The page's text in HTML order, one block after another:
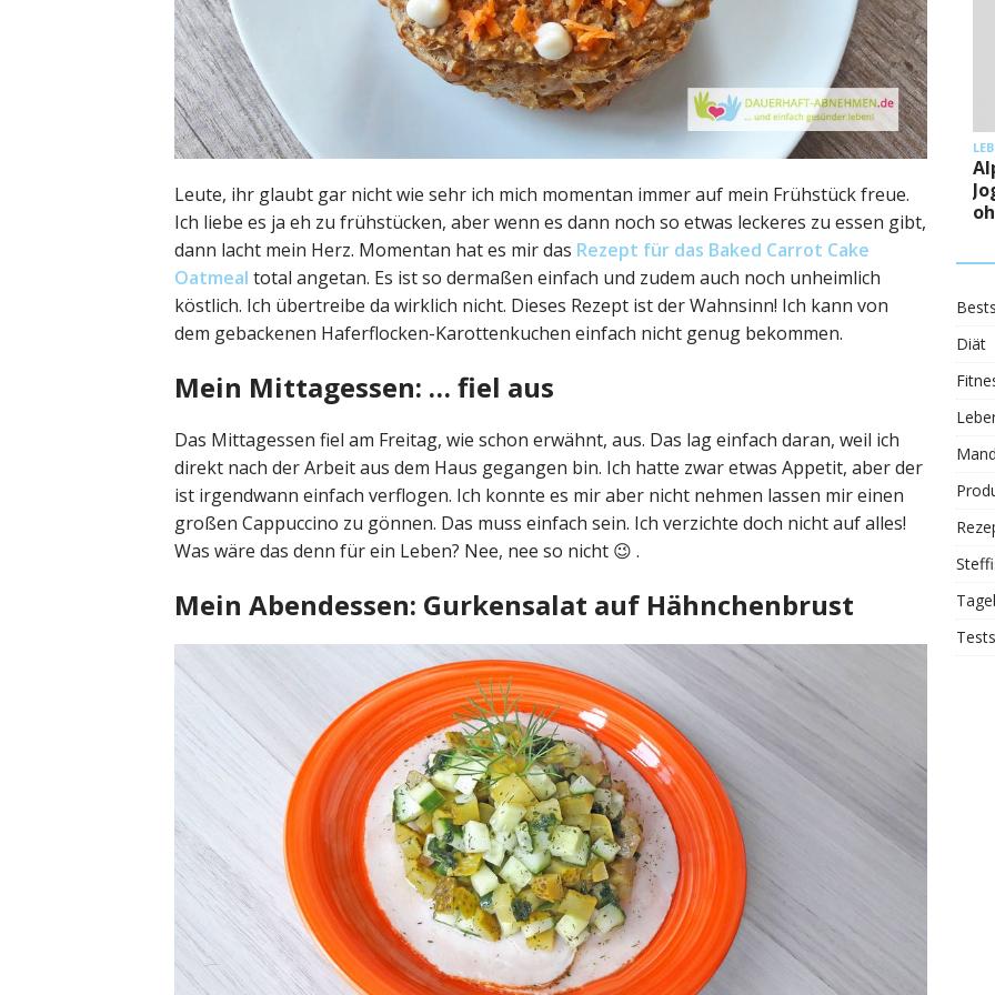
Leute, ihr glaubt gar nicht wie sehr ich mich momentan immer auf mein Frühstück freue.
Ich liebe es ja eh zu frühstücken, aber wenn es dann noch so etwas leckeres zu essen gibt,
dann lacht mein Herz. Momentan hat es mir das Rezept für das Baked Carrot Cake
Oatmeal total angetan. Es ist so dermaßen einfach und zudem auch noch unheimlich
köstlich. Ich übertreibe da wirklich nicht. Dieses Rezept ist der Wahnsinn! Ich kann von
dem gebackenen Haferflocken-Karottenkuchen einfach nicht genug bekommen.
Mein Mittagessen: … fiel aus
Das Mittagessen fiel am Freitag, wie schon erwähnt, aus. Das lag einfach daran, weil ich
direkt nach der Arbeit aus dem Haus gegangen bin. Ich hatte zwar etwas Appetit, aber der
ist irgendwann einfach verflogen. Ich konnte es mir aber nicht nehmen lassen mir einen
großen Cappuccino zu gönnen. Das muss einfach sein. Ich verzichte doch nicht auf alles!
Was wäre das denn für ein Leben? Nee, nee so nicht 😉 .
Mein Abendessen: Gurkensalat auf Hähnchenbrust
Diät
Tests